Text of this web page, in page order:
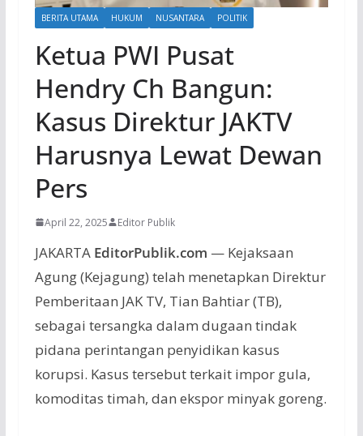
BERITA UTAMA HUKUM NUSANTARA POLITIK
Ketua PWI Pusat
Hendry Ch Bangun:
Kasus Direktur JAKTV
Harusnya Lewat Dewan
Pers
April 22, 2025 Editor Publik
JAKARTAEditorPublik.com — Kejaksaan
Agung (Kejagung) telah menetapkan Direktur
Pemberitaan JAK TV, Tian Bahtiar (TB),
sebagai tersangka dalam dugaan tindak
pidana perintangan penyidikan kasus
korupsi. Kasus tersebut terkait impor gula,
komoditas timah, dan ekspor minyak goreng.